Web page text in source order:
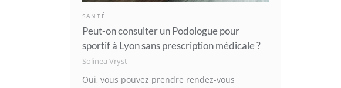
SANTÉ
Peut-on consulter un Podologue pour
sportif à Lyon sans prescription médicale ?
Solinea Vryst
Oui, vous pouvez prendre rendez-vous